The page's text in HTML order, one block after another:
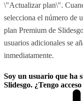
\"Actualizar plan\".
selecciona el número de
plan Premium de
usuarios adicionales se
inmediatamente.
Soy un usuario que ha
Slidesgo. ¿Tengo